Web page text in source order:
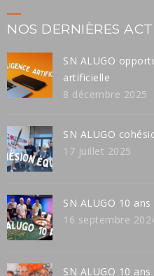
NOS DERNIÈRES
SN ALUGO
artificielle
8 décembre 2025
SN ALUGO
17 juillet 2025
SN ALUGO 10
16 septembre
SN ALUGO 10 ans